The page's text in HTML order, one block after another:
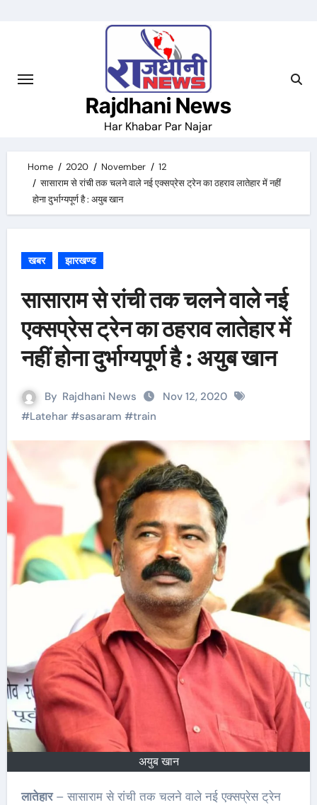
Rajdhani News
Har Khabar Par Najar
Home 2020 November
12
सासाराम से रांची तक चलने वाले नई एक्सप्रेस ट्रेन का ठहराव लातेहार में नहीं
होना दुर्भाग्यपूर्ण है : अयुब खान
खबर झारखण्ड
सासाराम से रांची तक चलने वाले नई
एक्सप्रेस ट्रेन का ठहराव लातेहार में
नहीं होना दुर्भाग्यपूर्ण है : अयुब खान
By Rajdhani News
Nov 12, 2020
#Latehar#sasaram #train
अयुब खान
लातेहार– सासाराम से रांची तक चलने वाले नई एक्सप्रेस ट्रेन